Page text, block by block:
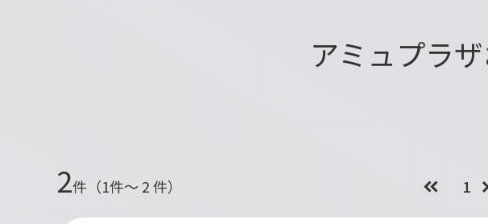
アミュプラ
2件（1件〜 2 件） 1